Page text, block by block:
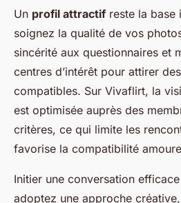
Un profil attractif reste la base
soignez la qualité de vos
sincérité aux questionnaires et
centres d’intérêt pour attirer
compatibles. Sur Vivaflirt, la
est optimisée auprès des
critères, ce qui limite les
favorise la compatibilité
Initier une conversation
adoptez une approche